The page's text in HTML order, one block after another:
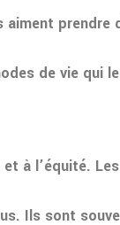
de vie qui
à l’équité.
Ils sont